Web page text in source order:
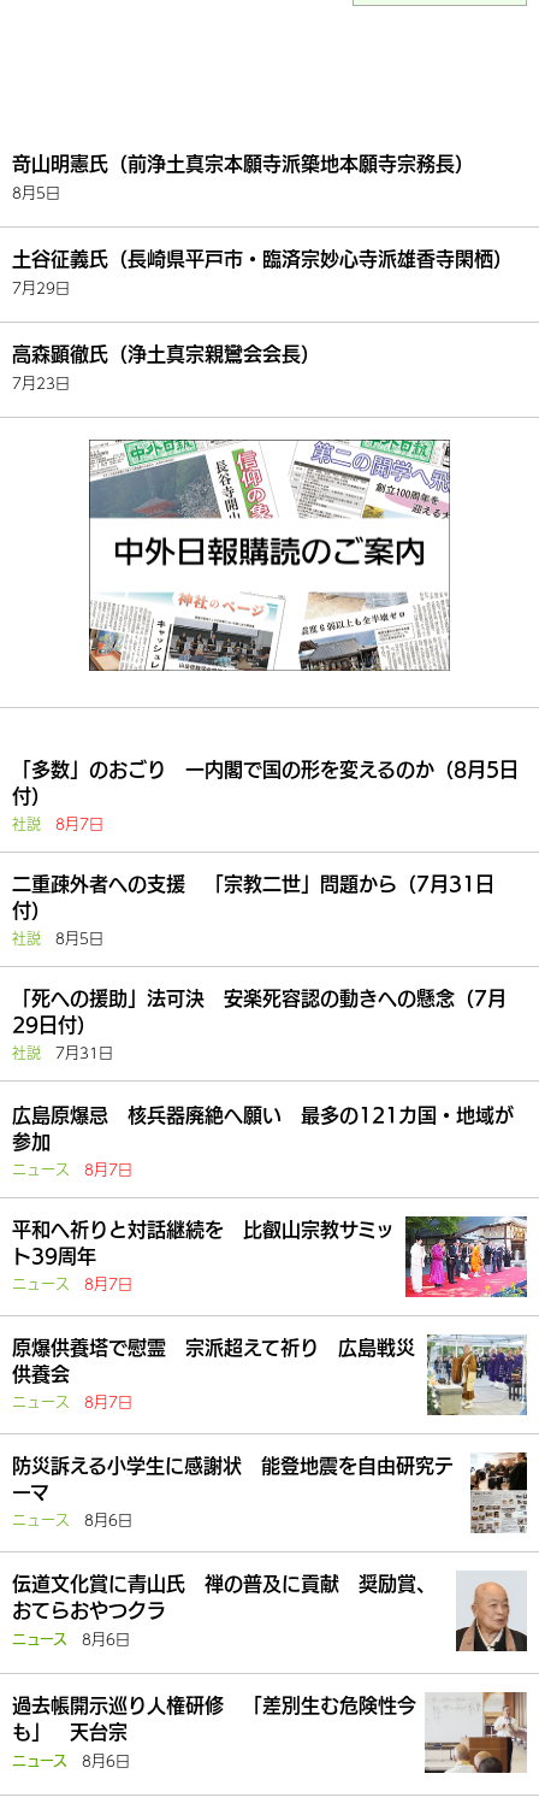
竒山明憲氏（前浄土真宗本願寺派築地本願寺宗務長）
8月5日
土谷征義氏（長崎県平戸市・臨済宗妙心寺派雄香寺閑栖）
7月29日
高森顕徹氏（浄土真宗親鸞会会長）
7月23日
「多数」のおごり 一内閣で国の形を変えるのか（8月5日
付）
社説 8月7日
二重疎外者への支援 「宗教二世」問題から（7月31日
付）
社説 8月5日
「死への援助」法可決 安楽死容認の動きへの懸念（7月
29日付）
社説 7月31日
広島原爆忌 核兵器廃絶へ願い 最多の121カ国・地域が
参加
ニュース 8月7日
平和へ祈りと対話継続を 比叡山宗教サミッ
ト39周年
ニュース 8月7日
原爆供養塔で慰霊 宗派超えて祈り 広島戦災
供養会
ニュース 8月7日
防災訴える小学生に感謝状 能登地震を自由研究テ
ーマ
ニュース 8月6日
伝道文化賞に青山氏 禅の普及に貢献 奨励賞、
おてらおやつクラ
ニュース 8月6日
過去帳開示巡り人権研修 「差別生む危険性今
も」 天台宗
ニュース 8月6日